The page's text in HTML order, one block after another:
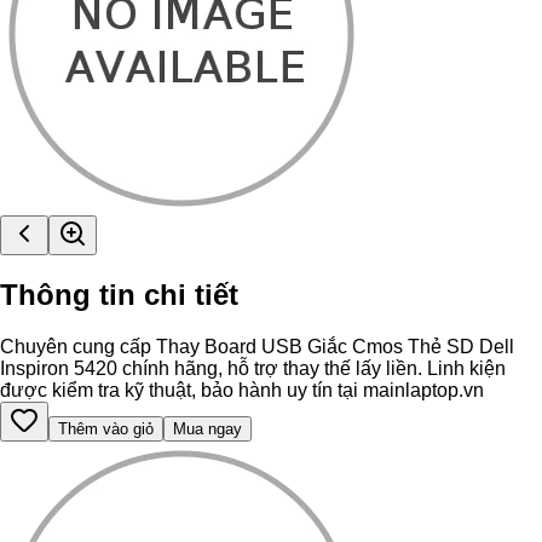
Thông tin chi tiết
Chuyên cung cấp Thay Board USB Giắc Cmos Thẻ SD Dell
Inspiron 5420 chính hãng, hỗ trợ thay thế lấy liền. Linh kiện
được kiểm tra kỹ thuật, bảo hành uy tín tại mainlaptop.vn
Thêm vào giỏ Mua ngay